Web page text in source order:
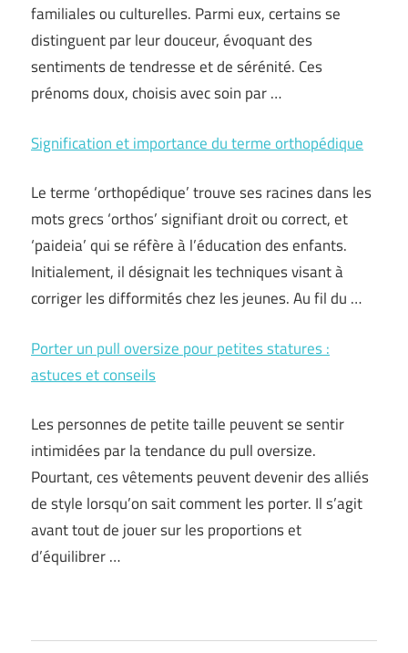
familiales ou culturelles. Parmi eux, certains se
distinguent par leur douceur, évoquant des
sentiments de tendresse et de sérénité. Ces
prénoms doux, choisis avec soin par …
Signification et importance du terme orthopédique
Le terme ‘orthopédique’ trouve ses racines dans les
mots grecs ‘orthos’ signifiant droit ou correct, et
‘paideia’ qui se réfère à l’éducation des enfants.
Initialement, il désignait les techniques visant à
corriger les difformités chez les jeunes. Au fil du …
Porter un pull oversize pour petites statures :
astuces et conseils
Les personnes de petite taille peuvent se sentir
intimidées par la tendance du pull oversize.
Pourtant, ces vêtements peuvent devenir des alliés
de style lorsqu’on sait comment les porter. Il s’agit
avant tout de jouer sur les proportions et
d’équilibrer …